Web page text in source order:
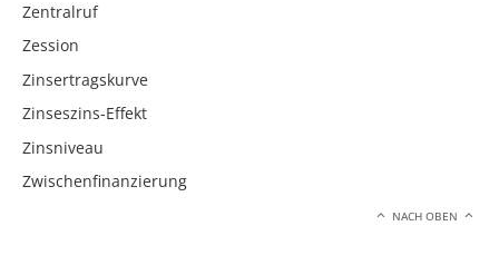
Zentralruf
Zession
Zinsertragskurve
Zinseszins-Effekt
Zinsniveau
Zwischenfinanzierung
NACH OBEN